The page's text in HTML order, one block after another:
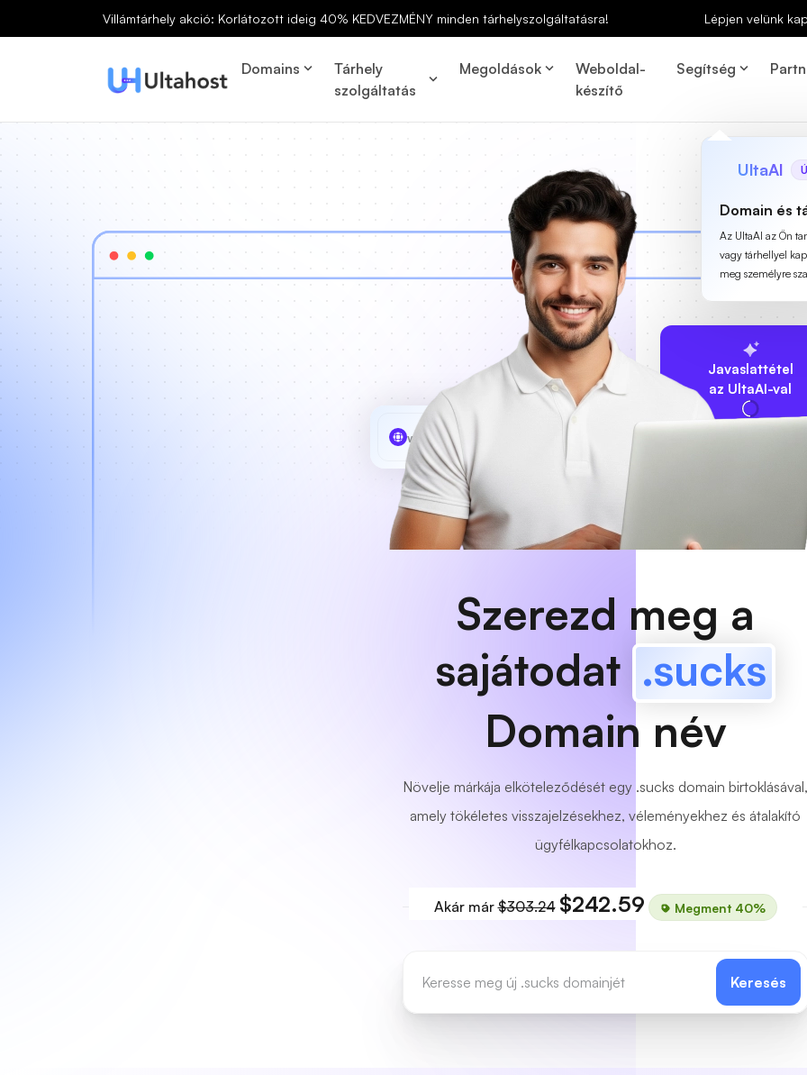
Villámtárhely akció: Korlátozott ideig 40% KEDVEZMÉNY minden tárhelyszolgáltatásra! Lépjen velünk
Domains
Tárhely
szolgáltatás
Megoldások
Weboldal-
készítő
Segítség
UltaAI
Domain és
Az UltaAI az Ön
vagy tárhellyel
meg személyre
Javaslattétel
az UltaAI-val
www MyCafe
Szerezd meg a
sajátodat .sucks
Domain név
Növelje márkája elköteleződését egy .sucks domain birtoklásával,
amely tökéletes visszajelzésekhez, véleményekhez és átalakító
ügyfélkapcsolatokhoz.
Akár már$303.24 $242.59 Megment 40%
Keresés